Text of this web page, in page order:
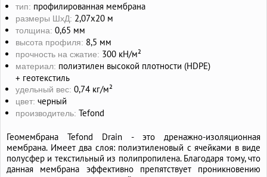
тип: профилированная мембрана
размеры ШхД: 2,07х20 м
толщина: 0,65 мм
высота профиля: 8,5 мм
прочность на сжатие: 300 кН/м²
материал: полиэтилен высокой плотности (HDPE)
+ геотекстиль
удельный вес: 0,74 кг/м²
цвет: черный
производитель: Tefond
Геомембрана Tefond Drain - это дренажно-изоляционная
мембрана. Имеет два слоя: полиэтиленовый с ячейками в виде
полусфер и текстильный из полипропилена. Благодаря тому, что
данная мембрана эффективно препятствует проникновению